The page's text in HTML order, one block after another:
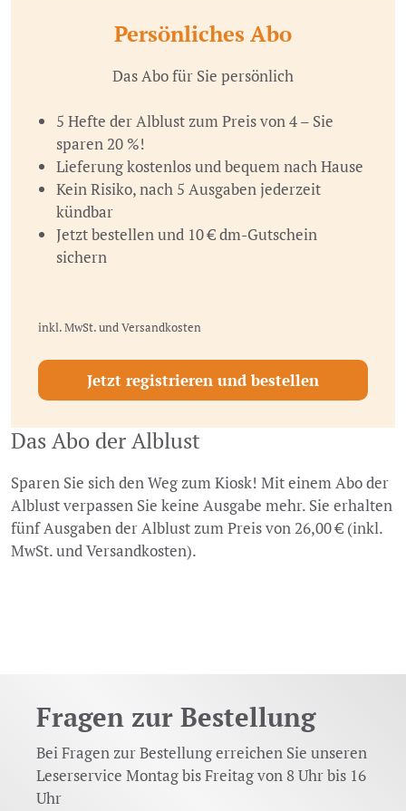
Persönliches Abo
Das Abo für Sie persönlich
5 Hefte der Alblust zum Preis von 4 – Sie
sparen 20 %!
Lieferung kostenlos und bequem nach Hause
Kein Risiko, nach 5 Ausgaben jederzeit
kündbar
Jetzt bestellen und 10 € dm-Gutschein
sichern
inkl. MwSt. und Versandkosten
Jetzt registrieren und bestellen
Das Abo der Alblust
Sparen Sie sich den Weg zum Kiosk! Mit einem Abo der
Alblust verpassen Sie keine Ausgabe mehr. Sie erhalten
fünf Ausgaben der Alblust zum Preis von 26,00 € (inkl.
MwSt. und Versandkosten).
Fragen zur Bestellung
Bei Fragen zur Bestellung erreichen Sie unseren
Leserservice Montag bis Freitag von 8 Uhr bis 16
Uhr